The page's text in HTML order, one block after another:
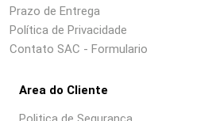
Prazo de Entrega
Política de Privacidade
Contato SAC - Formulario
Area do Cliente